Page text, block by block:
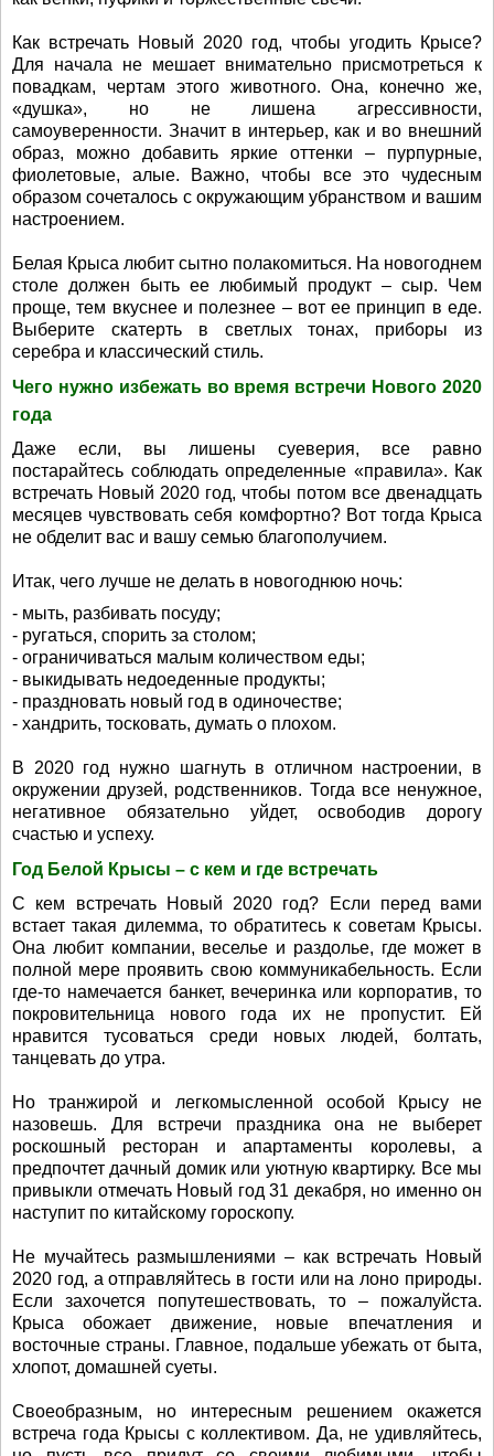
Как встречать Новый 2020 год, чтобы угодить Крысе?
Для начала не мешает внимательно присмотреться к
повадкам, чертам этого животного. Она, конечно же,
«душка», но не лишена агрессивности,
самоуверенности. Значит в интерьер, как и во внешний
образ, можно добавить яркие оттенки – пурпурные,
фиолетовые, алые. Важно, чтобы все это чудесным
образом сочеталось с окружающим убранством и вашим
настроением.
Белая Крыса любит сытно полакомиться. На новогоднем
столе должен быть ее любимый продукт – сыр. Чем
проще, тем вкуснее и полезнее – вот ее принцип в еде.
Выберите скатерть в светлых тонах, приборы из
серебра и классический стиль.
Чего нужно избежать во время встречи Нового 2020
года
Даже если, вы лишены суеверия, все равно
постарайтесь соблюдать определенные «правила». Как
встречать Новый 2020 год, чтобы потом все двенадцать
месяцев чувствовать себя комфортно? Вот тогда Крыса
не обделит вас и вашу семью благополучием.
Итак, чего лучше не делать в новогоднюю ночь:
- мыть, разбивать посуду;
- ругаться, спорить за столом;
- ограничиваться малым количеством еды;
- выкидывать недоеденные продукты;
- праздновать новый год в одиночестве;
- хандрить, тосковать, думать о плохом.
В 2020 год нужно шагнуть в отличном настроении, в
окружении друзей, родственников. Тогда все ненужное,
негативное обязательно уйдет, освободив дорогу
счастью и успеху.
Год Белой Крысы – с кем и где встречать
С кем встречать Новый 2020 год? Если перед вами
встает такая дилемма, то обратитесь к советам Крысы.
Она любит компании, веселье и раздолье, где может в
полной мере проявить свою коммуникабельность. Если
где-то намечается банкет, вечеринка или корпоратив, то
покровительница нового года их не пропустит. Ей
нравится тусоваться среди новых людей, болтать,
танцевать до утра.
Но транжирой и легкомысленной особой Крысу не
назовешь. Для встречи праздника она не выберет
роскошный ресторан и апартаменты королевы, а
предпочтет дачный домик или уютную квартирку. Все мы
привыкли отмечать Новый год 31 декабря, но именно он
наступит по китайскому гороскопу.
Не мучайтесь размышлениями – как встречать Новый
2020 год, а отправляйтесь в гости или на лоно природы.
Если захочется попутешествовать, то – пожалуйста.
Крыса обожает движение, новые впечатления и
восточные страны. Главное, подальше убежать от быта,
хлопот, домашней суеты.
Своеобразным, но интересным решением окажется
встреча года Крысы с коллективом. Да, не удивляйтесь,